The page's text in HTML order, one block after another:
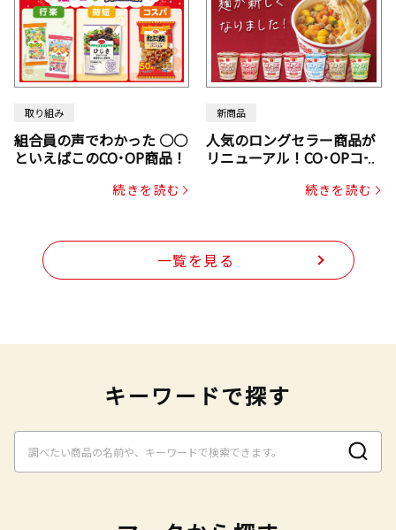
取り組み
組合員の声でわかった ○○
といえばこのCO･OP商品！
続きを読む
新商品
人気のロングセラー商品が
リニューアル！CO･OPコー
続きを読む
一覧を見る
キーワードで探す